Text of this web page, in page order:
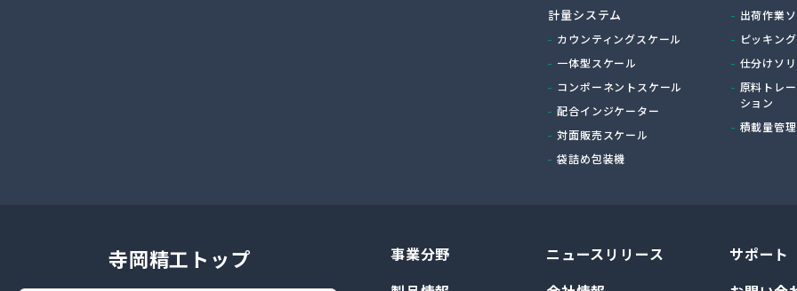
計量システム
カウンティングスケール
一体型スケール
コンポーネントスケール
配合インジケーター
対面販売スケール
袋詰め包装機
出荷作業
ピッキン
仕分けソ
原料トレ
ション
積載量管
寺岡精工トップ
事業分野
ニュースリリース
サポート